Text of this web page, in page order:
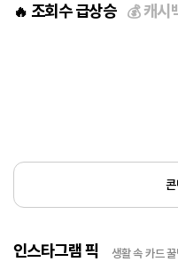
🔥 조회수 급상승 💰캐시
인스타그램 픽 생활 속 카드